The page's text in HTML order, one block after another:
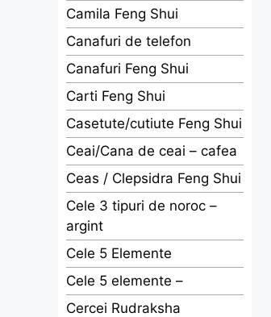
Camila Feng Shui
Canafuri de telefon
Canafuri Feng Shui
Carti Feng Shui
Casetute/cutiute Feng Shui
Ceai/Cana de ceai – cafea
Ceas / Clepsidra Feng Shui
Cele 3 tipuri de noroc –
argint
Cele 5 Elemente
Cele 5 elemente –
Cercei Rudraksha